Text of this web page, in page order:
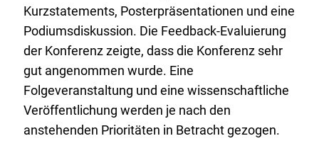
Kurzstatements, Posterpräsentationen und eine
Podiumsdiskussion. Die Feedback-Evaluierung
der Konferenz zeigte, dass die Konferenz sehr
gut angenommen wurde. Eine
Folgeveranstaltung und eine wissenschaftliche
Veröffentlichung werden je nach den
anstehenden Prioritäten in Betracht gezogen.